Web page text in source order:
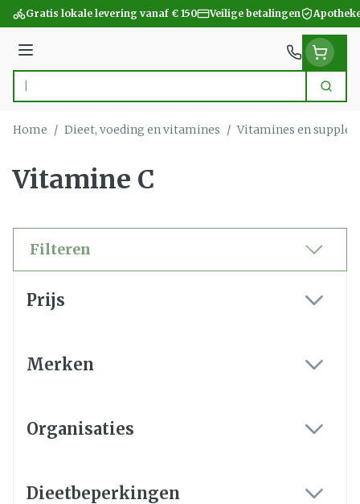
Ga naar de inhoud
Gratis lokale levering vanaf € 150 Veilige betalingen
Menu
Product, merk, categorie... Zoek
Home / Dieet, voeding en vitamines / Vitamines en
Vitamine C
Filteren
Prijs
Merken
Organisaties
Dieetbeperkingen